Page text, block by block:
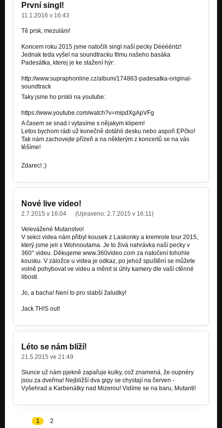
První singl!
11.1.2016 v 16:43
Tě prsk, mezuláni!
Koncem roku 2015 jsme natočili singl naší pecky Dééééntz!
Jednak teda vyšel na soundtracku filmu našeho basáka
Padesátka, kterej je ke stažení hýr:
http://www.supraphonline.cz/album/174863-padesatka-original-
soundtrack
Taky jsme ho prskli na youtube:
https://www.youtube.com/watch?v=mipdXgApVFg
A časem se snad i vytasíme s nějakym klipem!
Letos bychom rádi už konečně dotáhli desku nebo aspoň EPčko!
Tak nám zachovejte přízeň a na některým z koncertů se na vás
těšíme!
Zdarec! ;)
Nové live video!
2.7.2015 v 16:04 (Upraveno: 2.7.2015 v 16:11 )
Velevážené Mutanstvo!
V sekci videa nám přibyl kousek z Laskonky a kremrole tour 2015,
který jsme jeli s Wohnoutama. Je to živá nahrávka naší pecky v
360° videu. Děkujeme www.360video.com za natočení tohohle
kousku. V záložce u videa je odkaz, po jehož spuštění se můžete
volně pohybovat ve videu a měnit si úhly kamery dle vaší ctěnné
libosti.
Jo, a bacha! Není to pro slabší žaludky!
Jack TH!S out!
Léto se nám blíží!
21.5.2015 ve 21:49
Slunce už nám pjekně zapařuje kulky, což znamená, že oupnéry
jsou za dveřma! Nejbližší dva gigy se chystají na červen -
Vyšehrad a Karbenátky nad Mizerou! Vidíme se na baru, Mutanti!
1 2